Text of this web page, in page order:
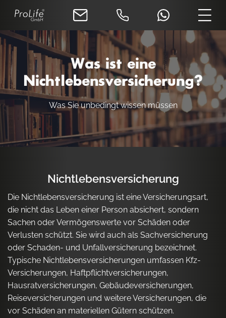
Was ist eine
Nichtlebensversicherung?
Was Sie unbedingt wissen müssen
Nichtlebensversicherung
Die Nichtlebensversicherung ist eine Versicherungsart,
die nicht das Leben einer Person absichert, sondern
Sachen oder Vermögenswerte vor Schäden oder
Verlusten schützt. Sie wird auch als Sachversicherung
oder Schaden- und Unfallversicherung bezeichnet.
Typische Nichtlebensversicherungen umfassen Kfz-
Versicherungen, Haftpflichtversicherungen,
Hausratversicherungen, Gebäudeversicherungen,
Reiseversicherungen und weitere Versicherungen, die
vor Schäden an materiellen Gütern schützen.